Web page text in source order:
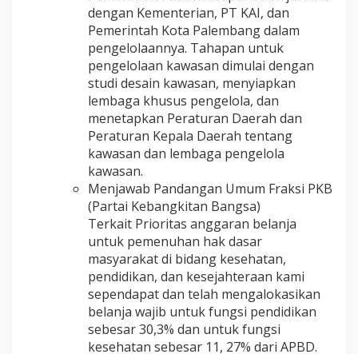
dengan Kementerian, PT KAI, dan
Pemerintah Kota Palembang dalam
pengelolaannya. Tahapan untuk
pengelolaan kawasan dimulai dengan
studi desain kawasan, menyiapkan
lembaga khusus pengelola, dan
menetapkan Peraturan Daerah dan
Peraturan Kepala Daerah tentang
kawasan dan lembaga pengelola
kawasan.
Menjawab Pandangan Umum Fraksi PKB
(Partai Kebangkitan Bangsa)
Terkait Prioritas anggaran belanja
untuk pemenuhan hak dasar
masyarakat di bidang kesehatan,
pendidikan, dan kesejahteraan kami
sependapat dan telah mengalokasikan
belanja wajib untuk fungsi pendidikan
sebesar 30,3% dan untuk fungsi
kesehatan sebesar 11, 27% dari APBD.